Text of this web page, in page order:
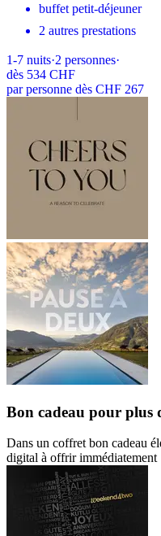
buffet petit-déjeuner
2 autres prestations
1-7 nuits·2 personnes·
dès 534 CHF
par personne dès CHF 267
Bon cadeau pour plus
Dans un coffret bon cadeau
digital à offrir immédiatement